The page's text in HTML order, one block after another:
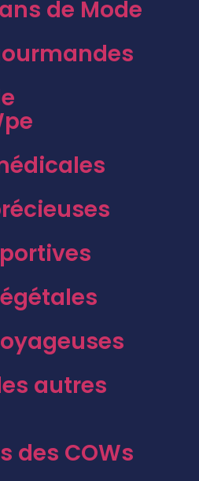
de Mode
autres
des COWs